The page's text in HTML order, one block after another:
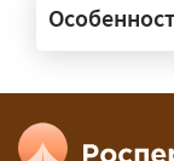
груза и